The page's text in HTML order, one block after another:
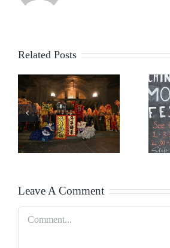
Related Posts
天涯共此
时——
2024巨石
阵中秋庆
Leave A Comment
Comment